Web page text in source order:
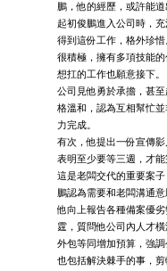
鵬，他的經歷，或許能
起初俊鵬進入公司時，
得到這份工作，格外珍
很積極，擁有多項技能
想扛的工作也願意接下。
公司見他勇於承擔，甚
格溫和，認為互相幫忙
力完成。
有次，他提出一份宣傳
表明至少要等三週，才
這是老闆交代的重要案
鵬認為需要和老闆溝通
他向上報告各種備案優
霆，質問他公司內人才
外包等同增加預算，強
也包括解決棘手的事，